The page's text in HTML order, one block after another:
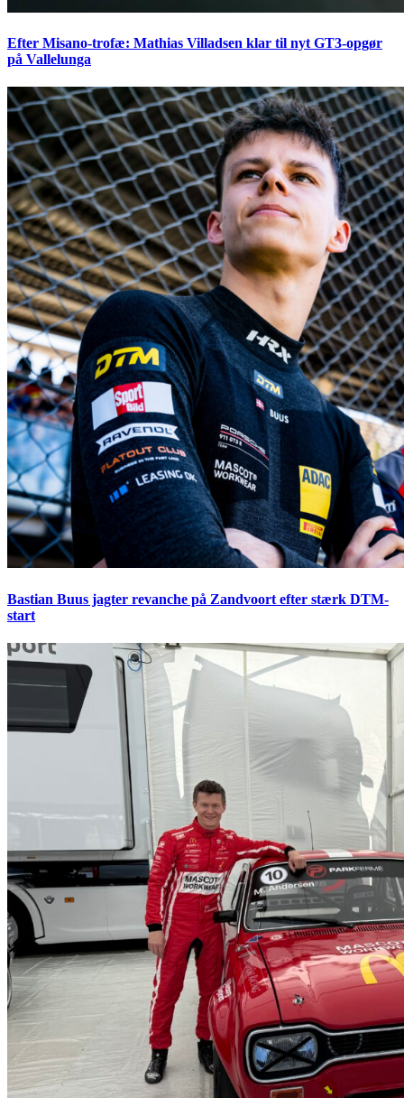
Efter Misano-trofæ: Mathias Villadsen klar til nyt GT3-opgør
på Vallelunga
Bastian Buus jagter revanche på Zandvoort efter stærk DTM-
start